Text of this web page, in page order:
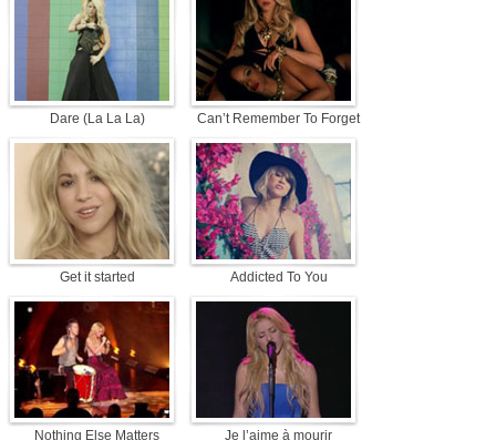
Dare (La La La) Can’t Remember To Forget
Get it started Addicted To You
Nothing Else Matters Je l’aime à mourir